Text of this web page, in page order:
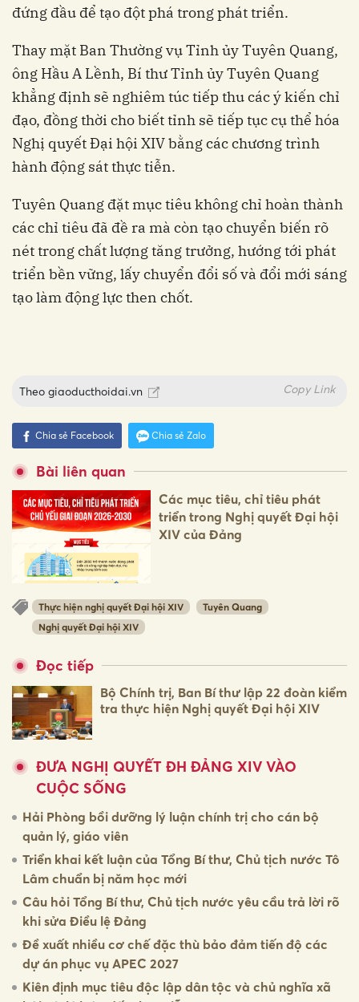
đứng đầu để tạo đột phá trong phát triển.
Thay mặt Ban Thường vụ Tỉnh ủy Tuyên Quang,
ông Hầu A Lềnh, Bí thư Tỉnh ủy Tuyên Quang
khẳng định sẽ nghiêm túc tiếp thu các ý kiến chỉ
đạo, đồng thời cho biết tỉnh sẽ tiếp tục cụ thể hóa
Nghị quyết Đại hội XIV bằng các chương trình
hành động sát thực tiễn.
Tuyên Quang đặt mục tiêu không chỉ hoàn thành
các chỉ tiêu đã đề ra mà còn tạo chuyển biến rõ
nét trong chất lượng tăng trưởng, hướng tới phát
triển bền vững, lấy chuyển đổi số và đổi mới sáng
tạo làm động lực then chốt.
Theo giaoducthoidai.vn Copy Link
Chia sẻ Facebook Chia sẻ Zalo
Bài liên quan
Các mục tiêu, chỉ tiêu phát
triển trong Nghị quyết Đại hội
XIV của Đảng
Thực hiện nghị quyết Đại hội XIV
Tuyên Quang
Nghị quyết Đại hội XIV
Đọc tiếp
Bộ Chính trị, Ban Bí thư lập 22 đoàn kiểm
tra thực hiện Nghị quyết Đại hội XIV
ĐƯA NGHỊ QUYẾT ĐH ĐẢNG XIV VÀO
CUỘC SỐNG
Hải Phòng bồi dưỡng lý luận chính trị cho cán bộ
quản lý, giáo viên
Triển khai kết luận của Tổng Bí thư, Chủ tịch nước Tô
Lâm chuẩn bị năm học mới
Câu hỏi Tổng Bí thư, Chủ tịch nước yêu cầu trả lời rõ
khi sửa Điều lệ Đảng
Đề xuất nhiều cơ chế đặc thù bảo đảm tiến độ các
dự án phục vụ APEC 2027
Kiên định mục tiêu độc lập dân tộc và chủ nghĩa xã